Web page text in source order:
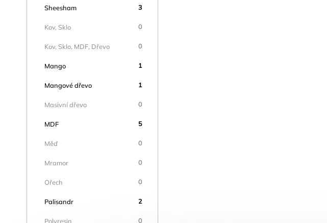
Sheesham 3
Kov, Sklo 0
Kov, Sklo, MDF, Dřevo 0
Mango 1
Mangové dřevo 1
Masivní dřevo 0
MDF 5
Měď 0
Mramor 0
Ořech 0
Palisandr 2
Polyresin 0